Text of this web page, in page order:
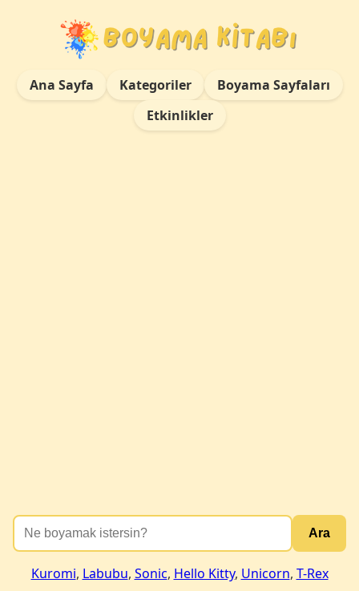
Ana Sayfa Kategoriler
Boyama Sayfaları
Etkinlikler
Ara
Kuromi, Labubu, Sonic, Hello Kitty, Unicorn, T-Rex